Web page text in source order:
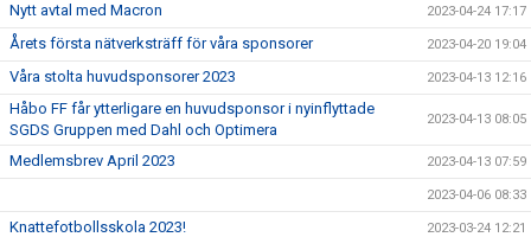
Nytt avtal med Macron 2023-04-24 17:17
Årets första nätverksträff för våra sponsorer 2023-04-20 19:04
Våra stolta huvudsponsorer 2023 2023-04-13 12:16
Håbo FF får ytterligare en huvudsponsor i nyinflyttade
SGDS Gruppen med Dahl och Optimera
2023-04-13 08:05
Medlemsbrev April 2023 2023-04-13 07:59
2023-04-06 08:33
Knattefotbollsskola 2023! 2023-03-24 12:21